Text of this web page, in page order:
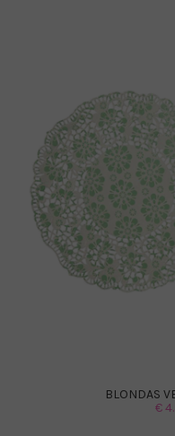
BLONDAS
€